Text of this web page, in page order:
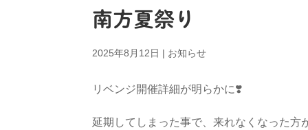
南方夏祭り
2025年8月12日 | お知らせ
リベンジ開催詳細が明らかに❣️
延期してしまった事で、来れなくなった方